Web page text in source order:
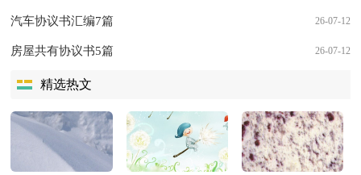
26-07-12
汽车协议书汇编7篇
26-07-12
房屋共有协议书5篇
精选热文